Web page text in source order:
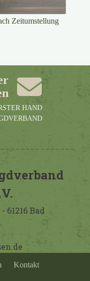
Zeitumstellung
HAND
61216 Bad
Kontakt